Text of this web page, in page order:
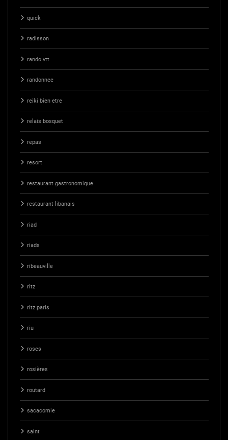
quick
radisson
rando vtt
randonnee
reiki bien etre
relais bosquet
repas
resort
restaurant gastronomique
restaurant libanais
riad
riads
ribeauville
ritz
ritz paris
riu
roses
rosières
routard
sacacomie
saint